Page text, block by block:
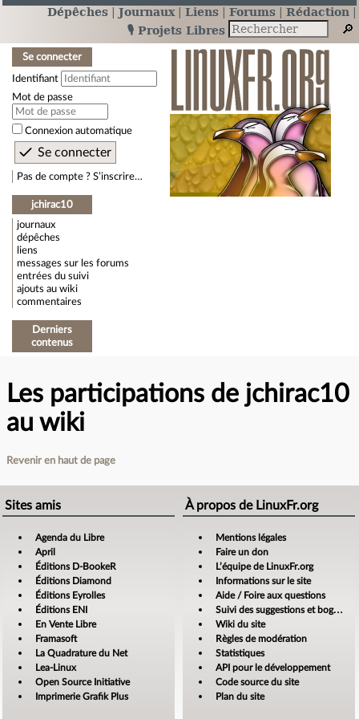
Dépêches Journaux Liens Forums
Rédaction
🎙️ Projets Libres
Se connecter
Identifiant
Mot de passe
Connexion automatique
Pas de compte ? S’inscrire…
jchirac10
journaux
dépêches
liens
messages sur les forums
entrées du suivi
ajouts au wiki
commentaires
Derniers
contenus
Les participations de jchirac10
au wiki
Revenir en haut de page
Sites amis
Agenda du Libre
April
Éditions D-BookeR
Éditions Diamond
Éditions Eyrolles
Éditions ENI
En Vente Libre
Framasoft
La Quadrature du Net
Lea-Linux
Open Source Initiative
Imprimerie Grafik Plus
À propos de LinuxFr.org
Mentions légales
Faire un don
L’équipe de LinuxFr.org
Informations sur le site
Aide / Foire aux questions
Suivi des suggestions et bogues
Wiki du site
Règles de modération
Statistiques
API pour le développement
Code source du site
Plan du site